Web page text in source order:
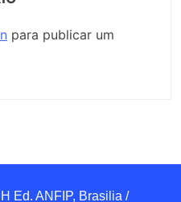
para publicar um
Ed. ANFIP, Brasilia /